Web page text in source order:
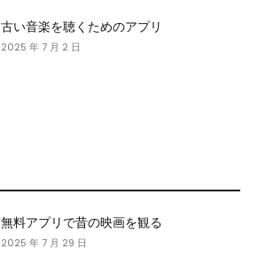
古い音楽を聴くためのアプリ
2025 年 7 月 2 日
無料アプリで昔の映画を観る
2025 年 7 月 29 日